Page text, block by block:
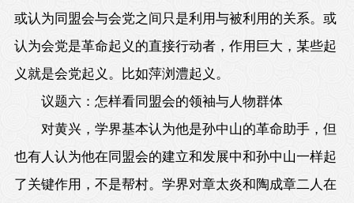
或认为同盟会与会党之间只是利用与被利用的关系。或
认为会党是革命起义的直接行动者，作用巨大，某些起
义就是会党起义。比如萍浏澧起义。
议题六：怎样看同盟会的领袖与人物群体
对黄兴，学界基本认为他是孙中山的革命助手，但
也有人认为他在同盟会的建立和发展中和孙中山一样起
了关键作用，不是帮村。学界对章太炎和陶成章二人在